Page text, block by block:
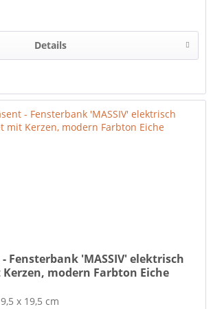
Details
Fensterbank 'MASSIV' elektrisch
modern Farbton Eiche
x 19,5 cm